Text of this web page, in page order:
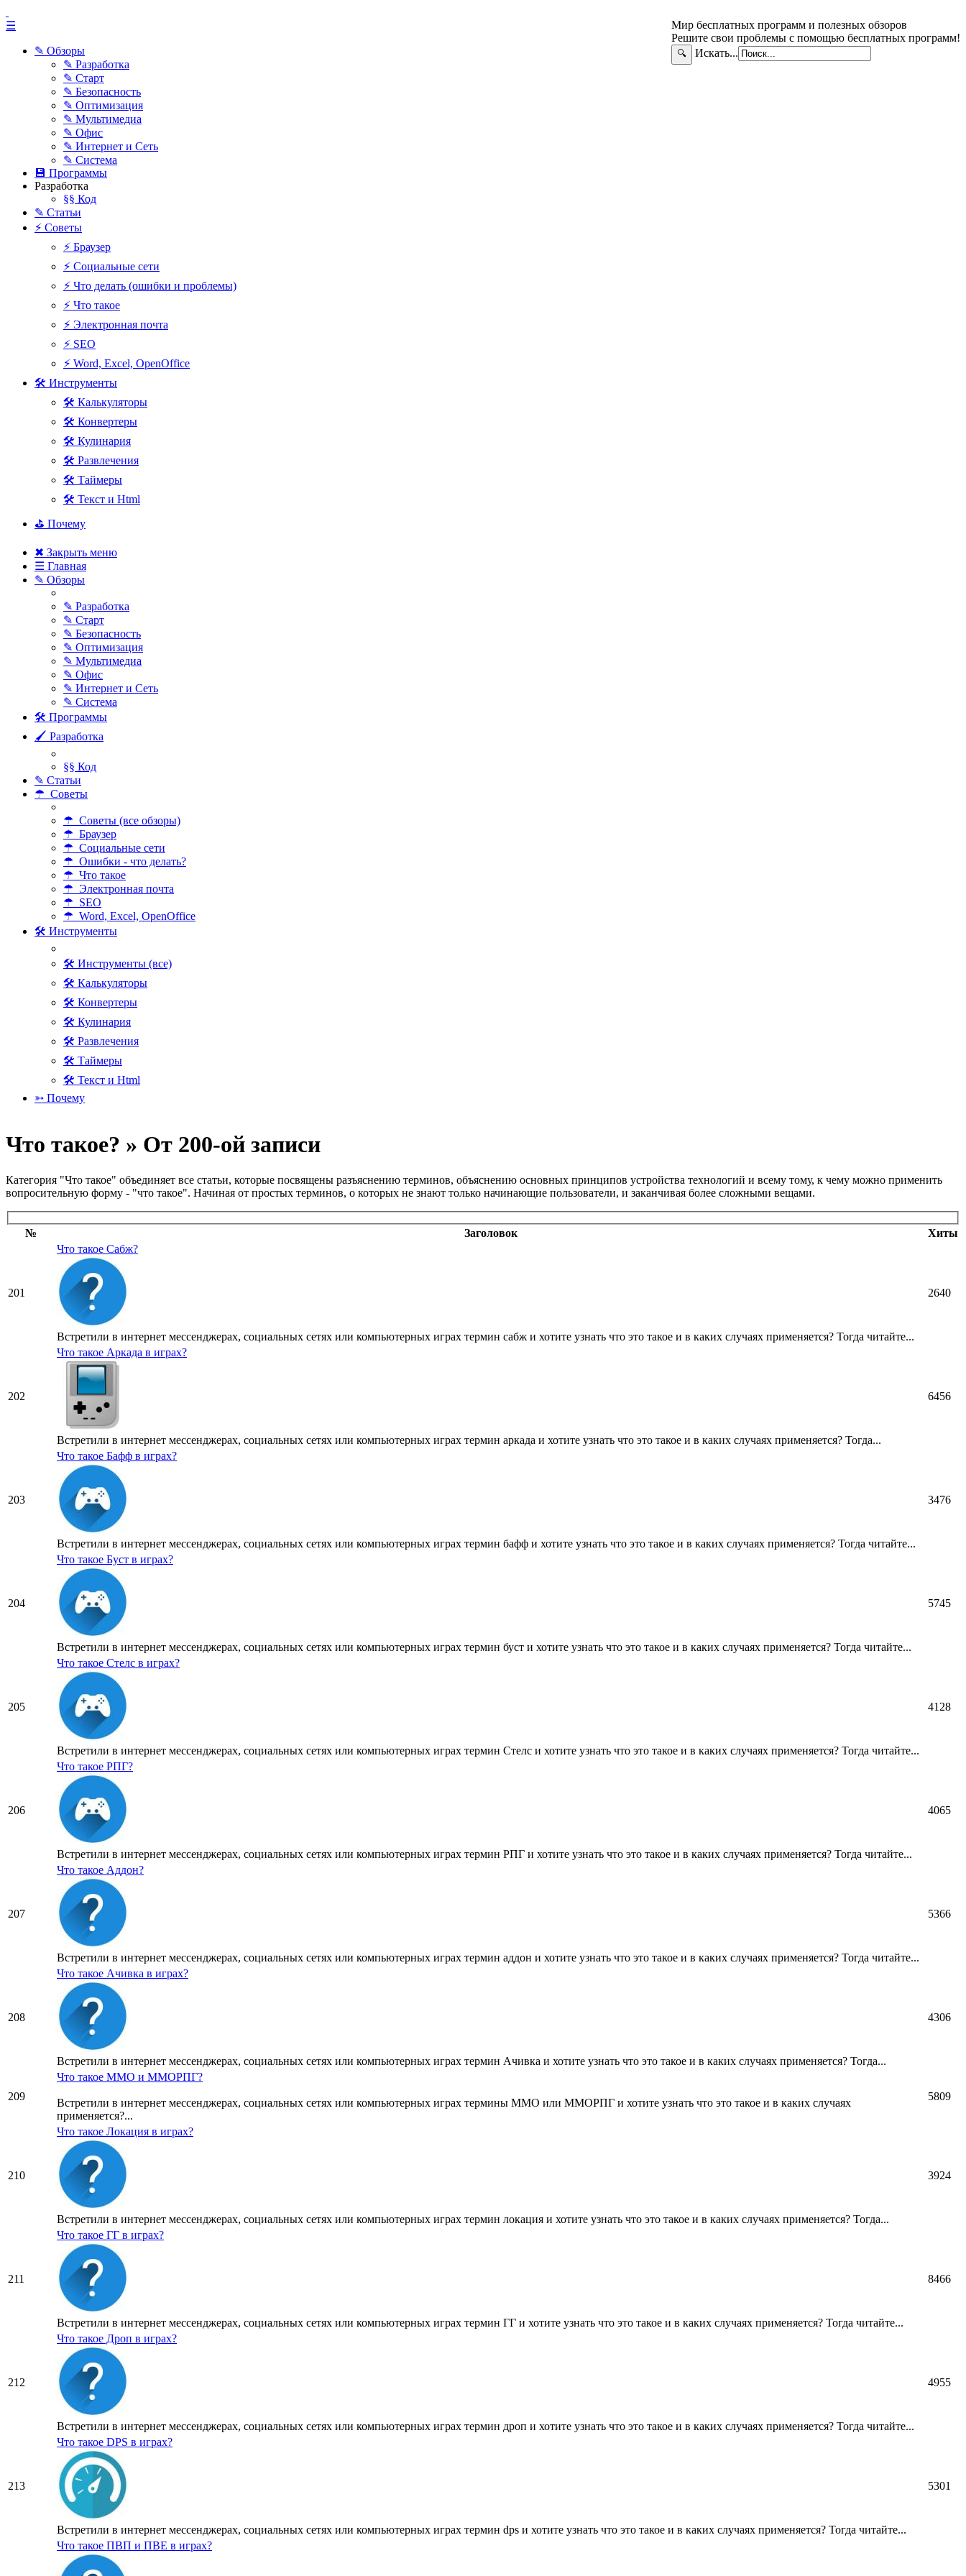
Мир бесплатных программ и полезных обзоров
Решите свои проблемы с помощью бесплатных программ!
🔍 Искать...
☰
✎ Обзоры
✎ Разработка
✎ Старт
✎ Безопасность
✎ Оптимизация
✎ Мультимедиа
✎ Офис
✎ Интернет и Сеть
✎ Система
💾 Программы
Разработка
§§ Код
✎ Статьи
⚡ Советы
⚡ Браузер
⚡ Социальные сети
⚡ Что делать (ошибки и проблемы)
⚡ Что такое
⚡ Электронная почта
⚡ SEO
⚡ Word, Excel, OpenOffice
🛠 Инструменты
🛠 Калькуляторы
🛠 Конвертеры
🛠 Кулинария
🛠 Развлечения
🛠 Таймеры
🛠 Текст и Html
⛳ Почему
✖ Закрыть меню
☰ Главная
✎ Обзоры
✎ Разработка
✎ Старт
✎ Безопасность
✎ Оптимизация
✎ Мультимедиа
✎ Офис
✎ Интернет и Сеть
✎ Система
🛠 Программы
🖌 Разработка
§§ Код
✎ Статьи
☂ Советы
☂ Советы (все обзоры)
☂ Браузер
☂ Социальные сети
☂ Ошибки - что делать?
☂ Что такое
☂ Электронная почта
☂ SEO
☂ Word, Excel, OpenOffice
🛠 Инструменты
🛠 Инструменты (все)
🛠 Калькуляторы
🛠 Конвертеры
🛠 Кулинария
🛠 Развлечения
🛠 Таймеры
🛠 Текст и Html
➳ Почему
Что такое? » От 200-ой записи
Категория "Что такое" объединяет все статьи, которые посвящены разъяснению терминов, объяснению основных принципов устройства технологий и всему тому, к чему можно применить
вопросительную форму - "что такое". Начиная от простых терминов, о которых не знают только начинающие пользователи, и заканчивая более сложными вещами.
№ Заголовок Хиты
201
Что такое Сабж?
Встретили в интернет мессенджерах, социальных сетях или компьютерных играх термин сабж и хотите узнать что это такое и в каких случаях применяется? Тогда читайте...
2640
202
Что такое Аркада в играх?
Встретили в интернет мессенджерах, социальных сетях или компьютерных играх термин аркада и хотите узнать что это такое и в каких случаях применяется? Тогда...
6456
203
Что такое Бафф в играх?
Встретили в интернет мессенджерах, социальных сетях или компьютерных играх термин бафф и хотите узнать что это такое и в каких случаях применяется? Тогда читайте...
3476
204
Что такое Буст в играх?
Встретили в интернет мессенджерах, социальных сетях или компьютерных играх термин буст и хотите узнать что это такое и в каких случаях применяется? Тогда читайте...
5745
205
Что такое Стелс в играх?
Встретили в интернет мессенджерах, социальных сетях или компьютерных играх термин Стелс и хотите узнать что это такое и в каких случаях применяется? Тогда читайте...
4128
206
Что такое РПГ?
Встретили в интернет мессенджерах, социальных сетях или компьютерных играх термин РПГ и хотите узнать что это такое и в каких случаях применяется? Тогда читайте...
4065
207
Что такое Аддон?
Встретили в интернет мессенджерах, социальных сетях или компьютерных играх термин аддон и хотите узнать что это такое и в каких случаях применяется? Тогда читайте...
5366
208
Что такое Ачивка в играх?
Встретили в интернет мессенджерах, социальных сетях или компьютерных играх термин Ачивка и хотите узнать что это такое и в каких случаях применяется? Тогда...
4306
209
Что такое ММО и ММОРПГ?
Встретили в интернет мессенджерах, социальных сетях или компьютерных играх термины ММО или ММОРПГ и хотите узнать что это такое и в каких случаях
применяется?...
5809
210
Что такое Локация в играх?
Встретили в интернет мессенджерах, социальных сетях или компьютерных играх термин локация и хотите узнать что это такое и в каких случаях применяется? Тогда...
3924
211
Что такое ГГ в играх?
Встретили в интернет мессенджерах, социальных сетях или компьютерных играх термин ГГ и хотите узнать что это такое и в каких случаях применяется? Тогда читайте...
8466
212
Что такое Дроп в играх?
Встретили в интернет мессенджерах, социальных сетях или компьютерных играх термин дроп и хотите узнать что это такое и в каких случаях применяется? Тогда читайте...
4955
213
Что такое DPS в играх?
Встретили в интернет мессенджерах, социальных сетях или компьютерных играх термин dps и хотите узнать что это такое и в каких случаях применяется? Тогда читайте...
5301
Что такое ПВП и ПВЕ в играх?